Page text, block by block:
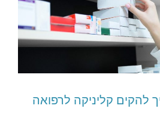
קליניקה לרפואה